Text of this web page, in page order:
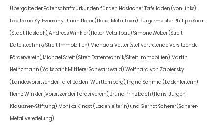
Übergabe der Patenschaftsurkunden für den Haslacher Tafelladen (von links):
Edeltraud Syllwasschy, Ulrich Haser (Haser Metallbau), Bürgermeister Philipp Saar
(Stadt Haslach), Andreas Winkler (Haser Metallbau), Simone Weber (Streit
Datentechnik/ Streit Immobilien), Michaela Vetter (stellvertretende Vorsitzende
Förderverein), Michael Streit (Streit Datentechnik/Streit Immobilien), Martin
Heinzmann (Volksbank Mittlerer Schwarzwald), Wolfhard von Zabiensky
(Landesvorsitzender Tafel Baden-Württemberg), Ingrid Schmid (Ladenleiterin),
Heinz Winkler (Vorsitzender Förderverein), Bruno Prinzbach (Hans-Jürgen-
Klaussner-Stiftung), Monika Kinast (Ladenleiterin) und Gernot Scherer (Scherer-
Metallveredelung).